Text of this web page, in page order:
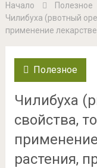
Начало
Полезное
Чилибуха (рвотный
применение
Полезное
Чилибуха
свойства,
растения,